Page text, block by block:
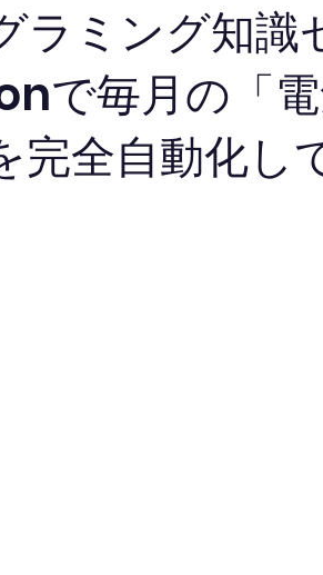
ラミング知識
で毎月の「
完全自動化し